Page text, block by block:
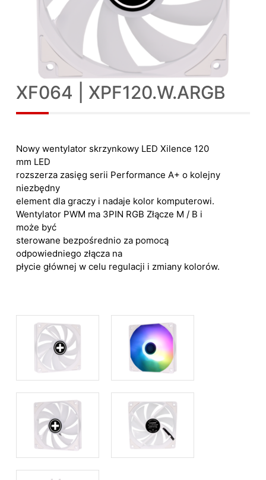
XF064 | XPF120.W.ARGB
Nowy wentylator skrzynkowy LED Xilence 120
mm LED
rozszerza zasięg serii Performance A+ o kolejny
niezbędny
element dla graczy i nadaje kolor komputerowi.
Wentylator PWM ma 3PIN RGB Złącze M / B i
może być
sterowane bezpośrednio za pomocą
odpowiedniego złącza na
płycie głównej w celu regulacji i zmiany kolorów.